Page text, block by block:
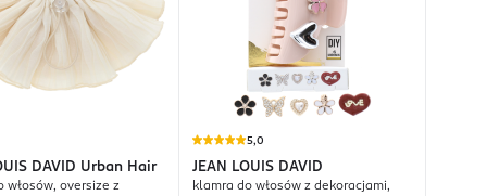
DAVID Urban Hair
włosów, oversize z
5,0
JEAN LOUIS DAVID
klamra do włosów z dekoracjami,